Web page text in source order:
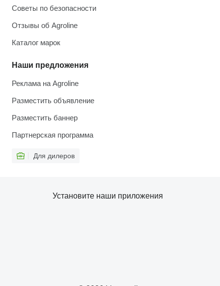
Советы по безопасности
Отзывы об Agroline
Каталог марок
Наши предложения
Реклама на Agroline
Разместить объявление
Разместить баннер
Партнерская программа
Для дилеров
Установите наши приложения